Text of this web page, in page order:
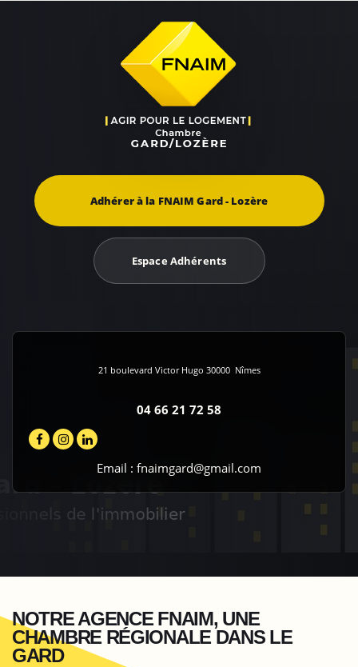
Adhérer à la FNAIM Gard - Lozère
Espace Adhérents
21 boulevard Victor Hugo 30000 Nîmes
04 66 21 72 58
Email : fnaimgard@gmail.com
NOTRE AGENCE FNAIM, UNE
CHAMBRE RÉGIONALE DANS LE
GARD